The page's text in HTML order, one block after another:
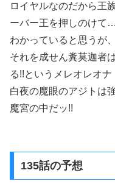
ロイヤルなのだから王
ーバー王を押しのけて…
わかっていると思うが
それを成せん糞莫迦者
る!!というメレオレオナ
白夜の魔眼のアジトは
魔宮の中だッ!!
135話の予想